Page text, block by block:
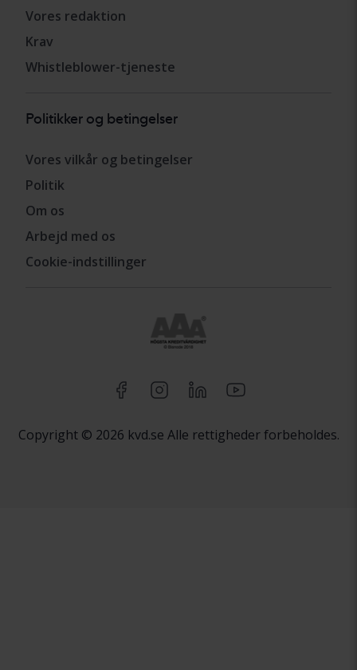
Vores redaktion
Krav
Whistleblower-tjeneste
Politikker og betingelser
Vores vilkår og betingelser
Politik
Om os
Arbejd med os
Cookie-indstillinger
Copyright © 2026 kvd.se Alle rettigheder forbeholdes.